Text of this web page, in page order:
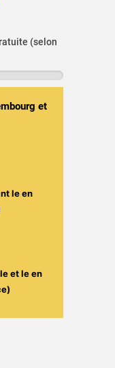
(selon
et
leen
leet leen